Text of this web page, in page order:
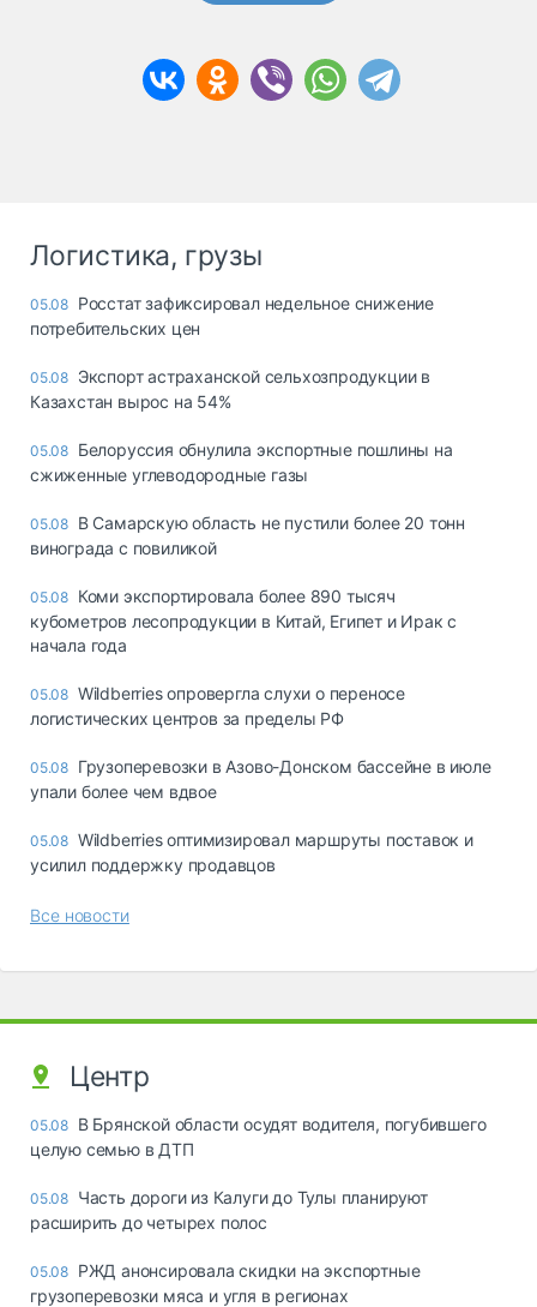
Логистика, грузы
05.08 Росстат зафиксировал недельное снижение
потребительских цен
05.08 Экспорт астраханской сельхозпродукции в
Казахстан вырос на 54%
05.08 Белоруссия обнулила экспортные пошлины на
сжиженные углеводородные газы
05.08 В Самарскую область не пустили более 20 тонн
винограда с повиликой
05.08 Коми экспортировала более 890 тысяч
кубометров лесопродукции в Китай, Египет и Ирак с
начала года
05.08 Wildberries опровергла слухи о переносе
логистических центров за пределы РФ
05.08 Грузоперевозки в Азово-Донском бассейне в июле
упали более чем вдвое
05.08 Wildberries оптимизировал маршруты поставок и
усилил поддержку продавцов
Все новости
Центр
05.08 В Брянской области осудят водителя, погубившего
целую семью в ДТП
05.08 Часть дороги из Калуги до Тулы планируют
расширить до четырех полос
05.08 РЖД анонсировала скидки на экспортные
грузоперевозки мяса и угля в регионах